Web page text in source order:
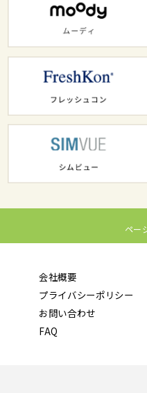
ペー
会社概要
プライバシーポリシー
お問い合わせ
FAQ